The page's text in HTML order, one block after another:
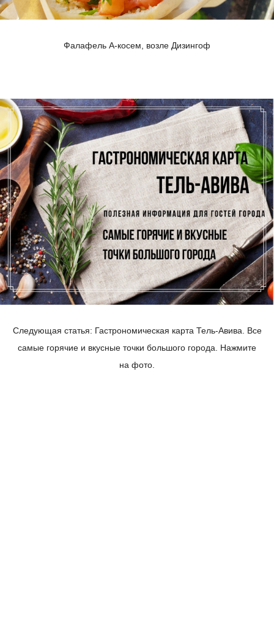
Фалафель А-косем, возле Дизингоф
Следующая статья: Гастрономическая карта Тель-Авива. Все
самые горячие и вкусные точки большого города. Нажмите
на фото.